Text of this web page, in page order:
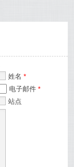
姓名*
电子邮件*
站点